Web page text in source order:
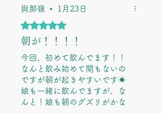
與那嶺 • 1月23日
5つ星のうち5と評価されています。
朝が！！！！
今回、初めて飲んでます！！
なんと飲み始めて間もないの
ですが朝が起きやすいです☀︎
娘も一緒に飲んでますが、な
んと！娘も朝のグズリがかな